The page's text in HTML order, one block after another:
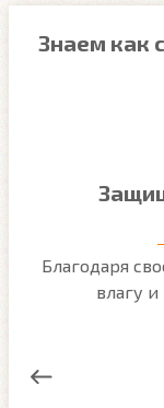
Знаем как
Благодаря
влагу